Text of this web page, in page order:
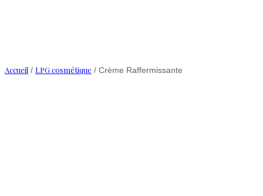
Accueil / LPG cosmétique / Crème Raffermissante